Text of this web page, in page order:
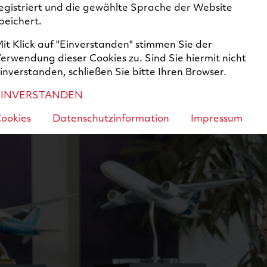
setzen keine Mechanismen wie Assessments
mit Ihnen vor Ort oder virtuell statt, und dient
sowie einer Person aus der
unsererseits das Unternehmen in den Facetten
und die gewählte Sprache der Website
Klick auf "Einverstanden" stimmen Sie der
dieser Cookies zu. Sind Sie hiermit nicht
schließen Sie bitte Ihren Browser.
Datenschutzinformation Impressum